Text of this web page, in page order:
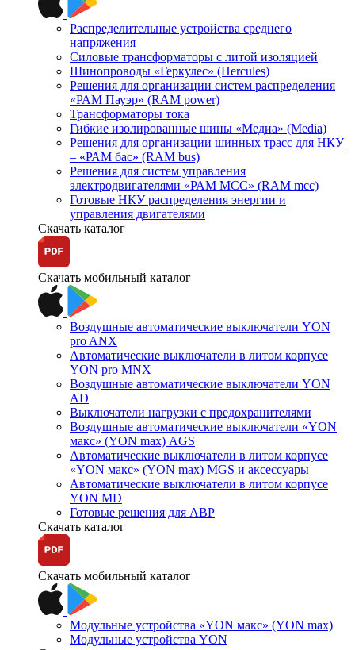
Распределительные устройства среднего
напряжения
Силовые трансформаторы с литой изоляцией
Шинопроводы «Геркулес» (Hercules)
Решения для организации систем распределения
«РАМ Пауэр» (RAM power)
Трансформаторы тока
Гибкие изолированные шины «Медиа» (Media)
Решения для организации шинных трасс для НКУ
– «РАМ бас» (RAM bus)
Решения для систем управления
электродвигателями «РАМ МСС» (RAM mcc)
Готовые НКУ распределения энергии и
управления двигателями
Скачать каталог
Скачать мобильный каталог
Воздушные автоматические выключатели YON
pro ANX
Автоматические выключатели в литом корпусе
YON pro MNX
Воздушные автоматические выключатели YON
AD
Выключатели нагрузки с предохранителями
Воздушные автоматические выключатели «YON
макс» (YON max) AGS
Автоматические выключатели в литом корпусе
«YON макс» (YON max) MGS и аксессуары
Автоматические выключатели в литом корпусе
YON MD
Готовые решения для АВР
Скачать каталог
Скачать мобильный каталог
Модульные устройства «YON макс» (YON max)
Модульные устройства YON